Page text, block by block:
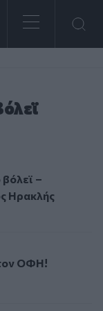
– «Έφυγε» ο
–
Ηρακλής
ΟΦΗ!
τον ΟΦΗ!